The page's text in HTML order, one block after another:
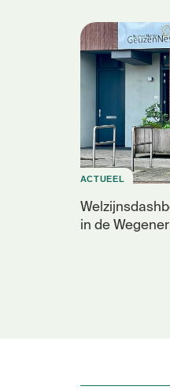
ACTUEEL
in de